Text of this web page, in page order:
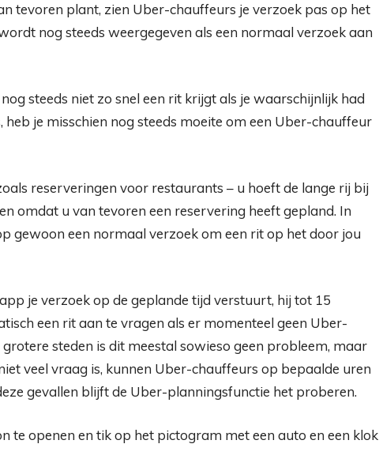
tevoren plant, zien Uber-chauffeurs je verzoek pas op het
nog steeds weergegeven als een normaal verzoek aan
steeds niet zo snel een rit krijgt als je waarschijnlijk had
je misschien nog steeds moeite om een ​​Uber-chauffeur
reserveringen voor restaurants – u hoeft de lange rij bij
omdat u van tevoren een reservering heeft gepland. In
gewoon een normaal verzoek om een ​​rit op het door jou
je verzoek op de geplande tijd verstuurt, hij tot 15
een rit aan te vragen als er momenteel geen Uber-
steden is dit meestal sowieso geen probleem, maar
veel vraag is, kunnen Uber-chauffeurs op bepaalde uren
gevallen blijft de Uber-planningsfunctie het proberen.
te openen en tik op het pictogram met een auto en een klok